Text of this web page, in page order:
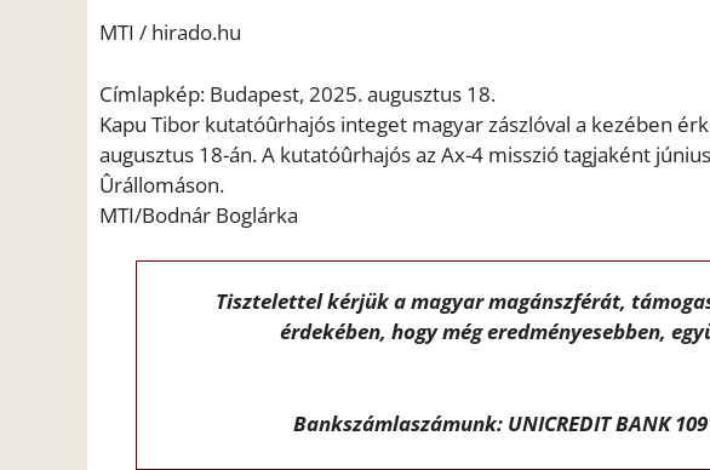
MTI / hirado.hu
Címlapkép: Budapest, 2025. augusztus 18.
Kapu Tibor kutatóûrhajós integet magyar zászlóval a kezében
augusztus 18-án. A kutatóûrhajós az Ax-4 misszió tagjaként
Ûrállomáson.
MTI/Bodnár Boglárka
Tisztelettel kérjük a magyar magánszférát,
érdekében, hogy még eredményesebben,
Bankszámlaszámunk: UNICREDIT BANK